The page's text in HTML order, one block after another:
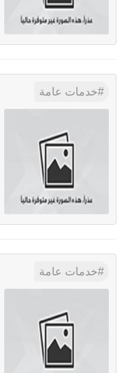
خدمات عامة
خدمات عامة